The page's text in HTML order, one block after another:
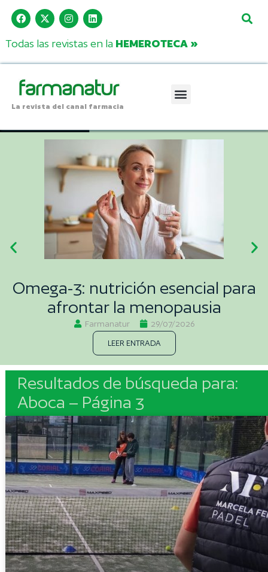
Todas las revistas en la HEMEROTECA »
La revista del canal farmacia
Omega-3: nutrición esencial para
afrontar la menopausia
Farmanatur 29/07/2026
LEER ENTRADA
Resultados de búsqueda para:
Aboca – Página 3